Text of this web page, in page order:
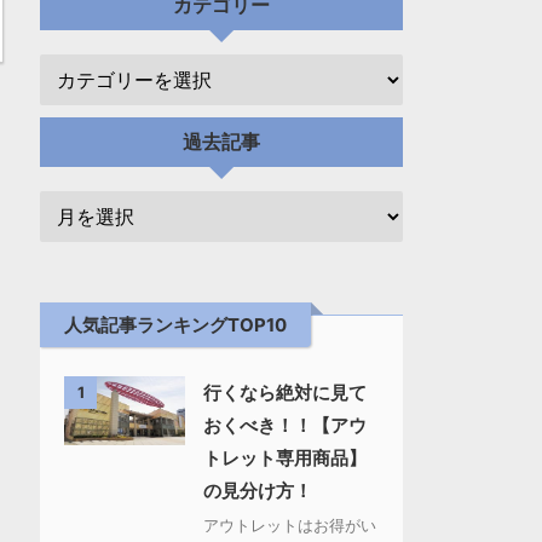
カテゴリー
過去記事
人気記事ランキングTOP10
1
行くなら絶対に見て
おくべき！！【アウ
トレット専用商品】
の見分け方！
アウトレットはお得がい